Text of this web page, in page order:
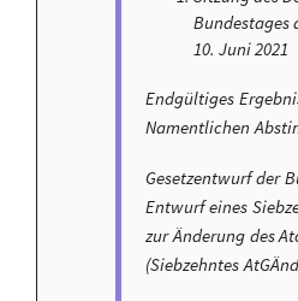
Bundestages
10. Juni 2021
Endgültiges
Namentlichen
Gesetzentwurf der
Entwurf eines
zur Änderung des
(Siebzehntes